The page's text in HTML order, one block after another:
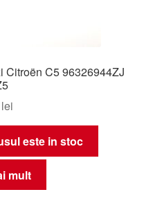
Citroën C5 96326944ZJ
lei
este in stoc
mult